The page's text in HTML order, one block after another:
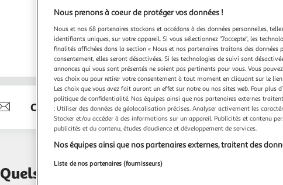
Contact Espace sourds
Quels services trouver dans mon
Nous prenons à coeur de protéger vos données !
Nous et nos 68 partenaires stockons et accédons à des données personnelles,
identifiants uniques, sur votre appareil. Si vous sélectionnez "J'accepte", les
finalités affichées dans la section « Nous et nos partenaires traitons des données
consentement, elles seront désactivées. Si les technologies de suivi sont
annonces qui vous sont présentés ne soient pas pertinents pour vous. Vous
vos choix ou pour retirer votre consentement à tout moment en cliquant sur le lien
Les choix que vous avez fait auront un effet sur notre ou nos sites web. Pour plus
politique de confidentialité. Nos équipes ainsi que nos partenaires externes
: Utiliser des données de géolocalisation précises. Analyser activement les
Stocker et/ou accéder à des informations sur un appareil. Publicités et contenu
publicités et du contenu, études d’audience et développement de services.
Nos équipes ainsi que nos partenaires externes, traitent des
Liste de nos partenaires (fournisseurs)